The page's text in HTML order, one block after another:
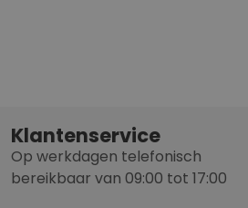
Klantenservice
Op werkdagen telefonisch
bereikbaar van 09:00 tot 17:00